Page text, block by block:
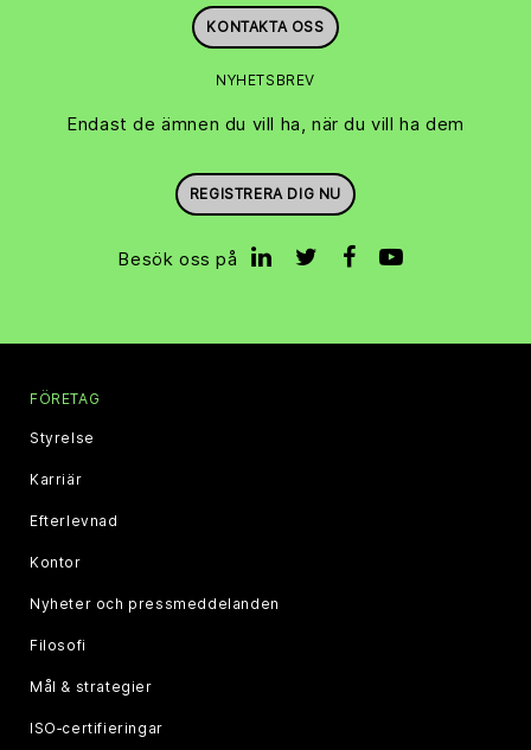
KONTAKTA OSS
NYHETSBREV
Endast de ämnen du vill ha, när du vill ha dem
REGISTRERA DIG NU
Besök oss på
FÖRETAG
Styrelse
Karriär
Efterlevnad
Kontor
Nyheter och pressmeddelanden
Filosofi
Mål & strategier
ISO‑certifieringar